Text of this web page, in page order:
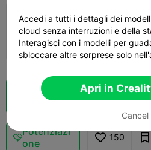
0.2mm layer, 2
 01h 0m 
Cloud Slice Apri
Potenziazi
one
150
Accedi a tutti i dettagli dei
cloud senza interruzioni e della
Interagisci con i modelli per
sbloccare altre sorprese solo
Apri in
Cancel